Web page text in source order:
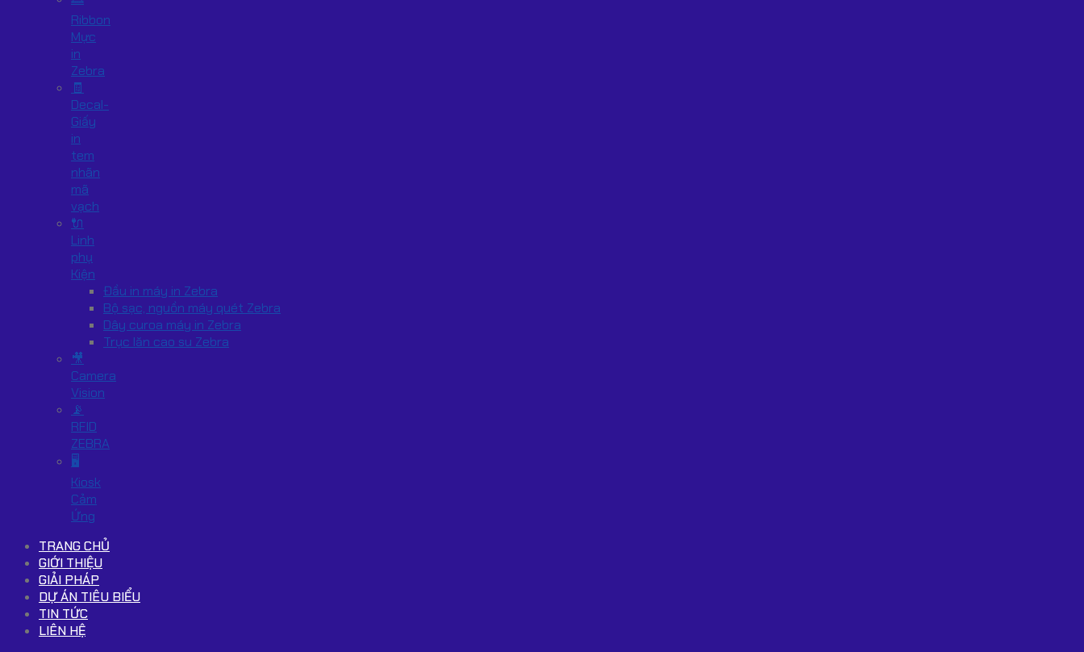
Ribbon
Mực
in
Zebra
🧾
Decal-
Giấy
in
tem
nhãn
mã
vạch
🔌
Linh
phụ
Kiện
Đầu in máy in Zebra
Bộ sạc, nguồn máy quét Zebra
Dây curoa máy in Zebra
Trục lăn cao su Zebra
🎥
Camera
Vision
📡
RFID
ZEBRA
🖥️
Kiosk
Cảm
Ứng
TRANG CHỦ
GIỚI THIỆU
GIẢI PHÁP
DỰ ÁN TIÊU BIỂU
TIN TỨC
LIÊN HỆ